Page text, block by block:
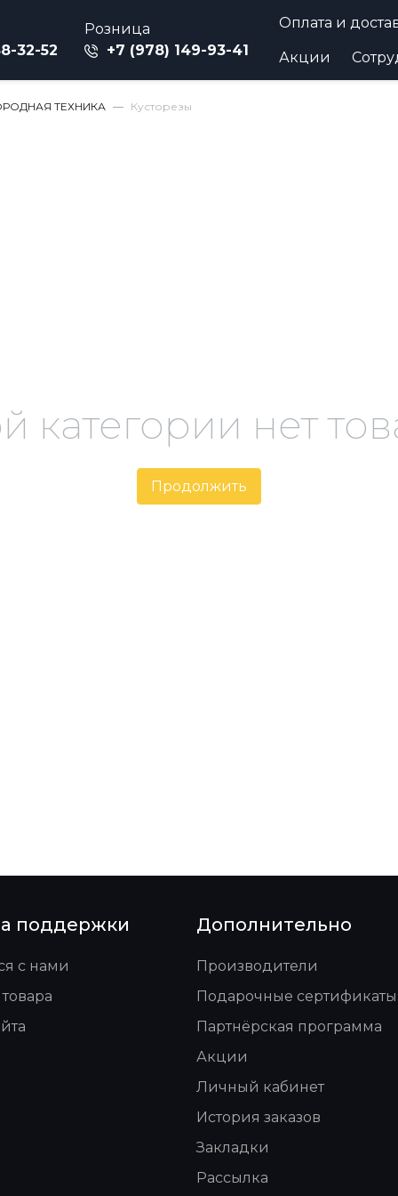
32-52
Розница
+7 (978) 149-93-41
Оплата и
Акции
ТЕХНИКА Кусторезы
категории нет
Продолжить
поддержки
с нами
Дополнительно
Производители
Подарочные сертификаты
Партнёрская программа
Акции
Личный кабинет
История заказов
Закладки
Рассылка